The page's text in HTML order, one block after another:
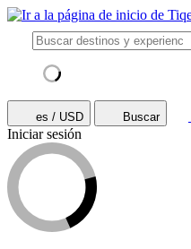
es / USD Buscar
Iniciar sesión